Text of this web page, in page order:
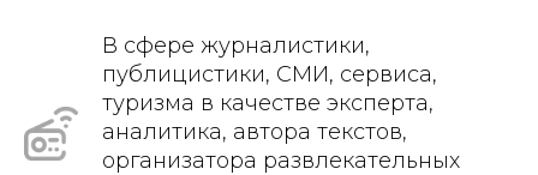
В сфере журналистики,
публицистики, СМИ, сервиса,
туризма в качестве эксперта,
аналитика, автора текстов,
организатора развлекательных